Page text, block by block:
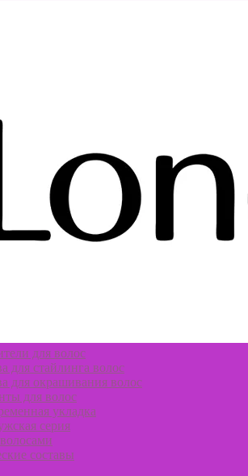
для волос
для стайлинга волос
для окрашивания волос
для волос
укладка
серия
составы